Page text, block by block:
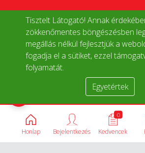
Tisztelt Látogató! Annak
zökkenőmentes böngészésben
megállás nélkül fejlesztjük a
fogadja el a sütiket, ezzel
folyamatát.
Egyetértek
Honlap
0
Kedvencek
Bejelentkezés
Termékek összehasonlítása